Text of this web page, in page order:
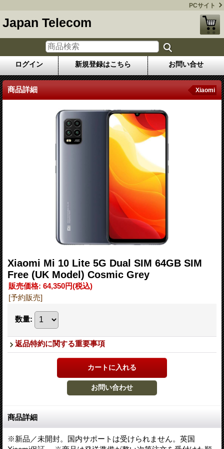
PCサイト
Japan Telecom
ログイン 新規登録はこちら お問い合せ
商品詳細 Xiaomi
Xiaomi Mi 10 Lite 5G Dual SIM 64GB SIM
Free (UK Model) Cosmic Grey
販売価格: 64,350円(税込)
[予約販売]
数量:
返品特約に関する重要事項
商品詳細
※新品／未開封。国内サポートは受けられません。英国